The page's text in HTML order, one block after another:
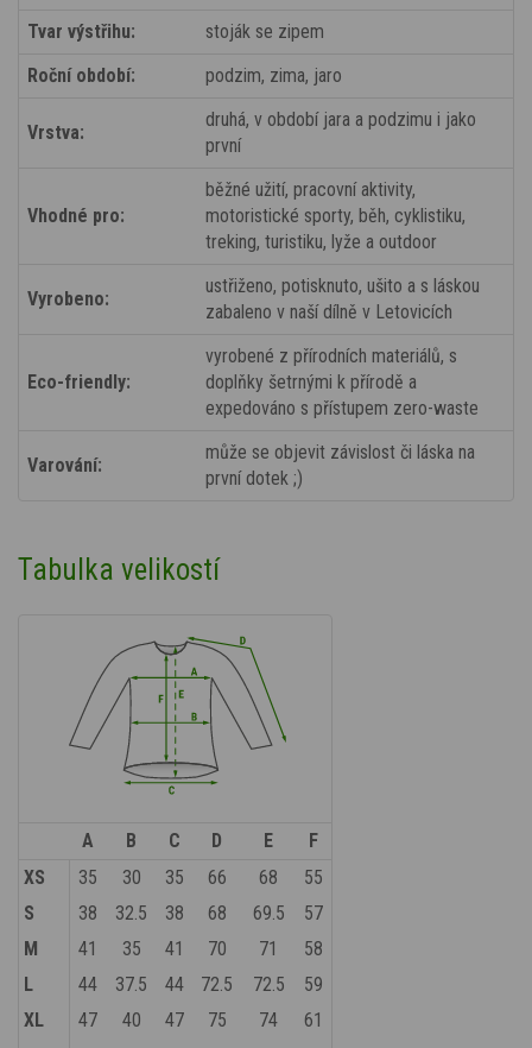
Tvar výstřihu:
stoják se zipem
Roční období:
podzim, zima, jaro
Vrstva:
druhá, v období jara a podzimu i jako
první
Vhodné pro:
běžné užití, pracovní aktivity,
motoristické sporty, běh, cyklistiku,
treking, turistiku, lyže a outdoor
Vyrobeno:
ustřiženo, potisknuto, ušito a s láskou
zabaleno v naší dílně v Letovicích
Eco-friendly:
vyrobené z přírodních materiálů, s
doplňky šetrnými k přírodě a
expedováno s přístupem zero-waste
Varování:
může se objevit závislost či láska na
první dotek ;)
Tabulka velikostí
A B C D E
F
XS
35 30 35 66 68
55
S
38 32.5 38 68 69.5
57
M
41 35 41 70 71
58
L
44 37.5 44 72.5 72.5
59
XL
47 40 47 75 74
61